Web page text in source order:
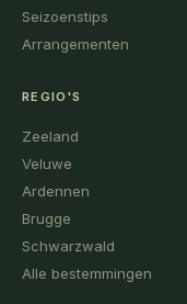
Seizoenstips
Arrangementen
REGIO'S
Zeeland
Veluwe
Ardennen
Brugge
Schwarzwald
Alle bestemmingen